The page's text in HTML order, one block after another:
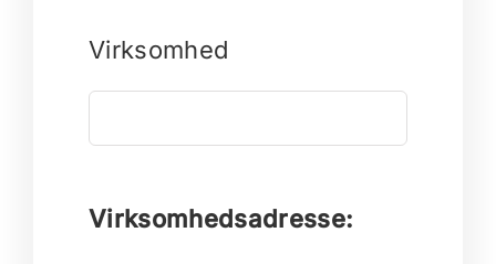
Virksomhed
Virksomhedsadresse: